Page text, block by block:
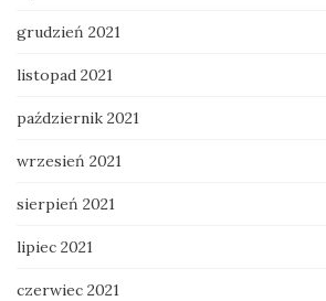
grudzień 2021
listopad 2021
październik 2021
wrzesień 2021
sierpień 2021
lipiec 2021
czerwiec 2021